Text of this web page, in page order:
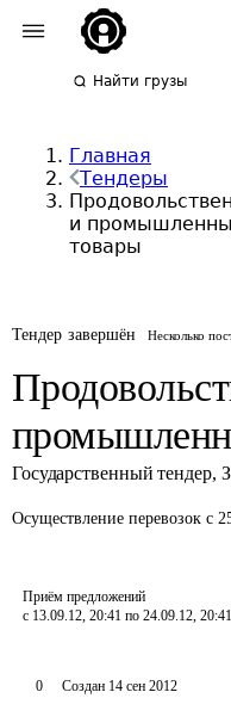
Найти грузы
Главная
Тендеры
и
товары
Тендер завершён Несколько
Государственный тендер,
Осуществление перевозок с
Приём предложений
с 13.09.12, 20:41 по 24.09.12, 20:41
0 Создан 14 сен 2012